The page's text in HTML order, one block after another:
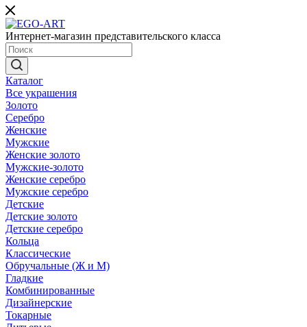
Интернет-магазин представительского класса
Каталог
Все украшения
Золото
Серебро
Женские
Мужские
Женские золото
Мужские-золото
Женские серебро
Мужские серебро
Детские
Детские золото
Детские серебро
Кольца
Классические
Обручальные (Ж и М)
Гладкие
Комбинированные
Дизайнерские
Токарные